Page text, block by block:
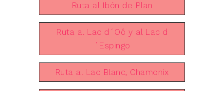
Ruta al Ibón de Plan
Ruta al Lac d´Oô y al Lac d
´Espingo
Ruta al Lac Blanc, Chamonix